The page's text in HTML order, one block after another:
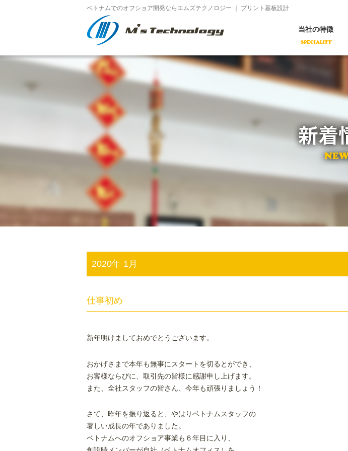
ベトナムでのオフショア開発ならエムズテクノロジー ｜ プリント基板設計
当社の特徴
2020年 1月
仕事初め
新年明けましておめでとうございます。
おかげさまで本年も無事にスタートを切るとができ、
お客様ならびに、取引先の皆様に感謝申し上げます。
また、全社スタッフの皆さん、今年も頑張りましょう！
さて、昨年を振り返ると、やはりベトナムスタッフの
著しい成長の年でありました。
ベトナムへのオフショア事業も６年目に入り、